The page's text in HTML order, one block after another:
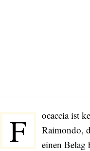
F
ocaccia ist
Raimondo,
einen Belag